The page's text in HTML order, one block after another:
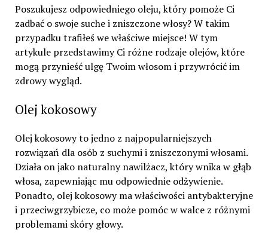
Poszukujesz odpowiedniego oleju, który pomoże Ci
zadbać o swoje suche i zniszczone włosy? W takim
przypadku trafiłeś we właściwe miejsce! W tym
artykule przedstawimy Ci różne rodzaje olejów, które
mogą przynieść ulgę Twoim włosom i przywrócić im
zdrowy wygląd.
Olej kokosowy
Olej kokosowy to jedno z najpopularniejszych
rozwiązań dla osób z suchymi i zniszczonymi włosami.
Działa on jako naturalny nawilżacz, który wnika w głąb
włosa, zapewniając mu odpowiednie odżywienie.
Ponadto, olej kokosowy ma właściwości antybakteryjne
i przeciwgrzybicze, co może pomóc w walce z różnymi
problemami skóry głowy.